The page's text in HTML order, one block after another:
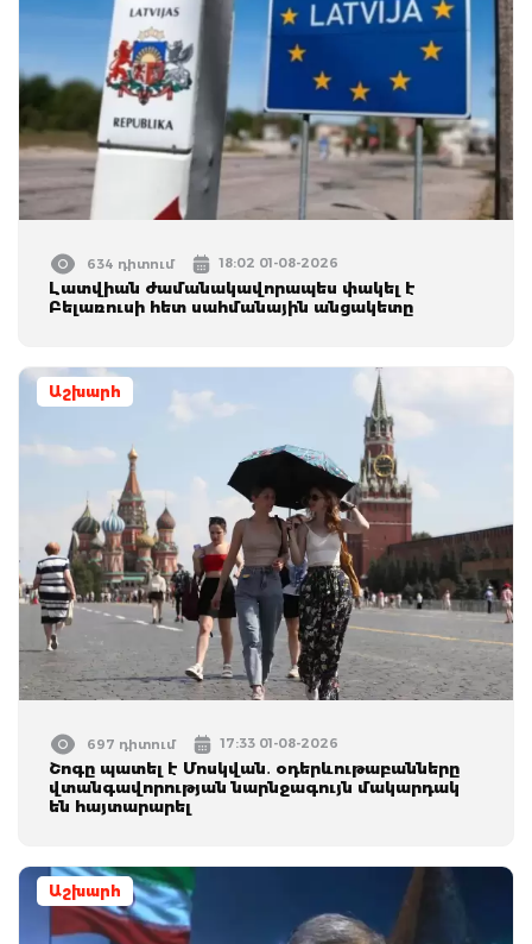
634 դիտում 18:02 01-08-2026
Լատվիան ժամանակավորապես փակել է
Բելառուսի հետ սահմանային անցակետը
Աշխարհ
697 դիտում 17:33 01-08-2026
Շոգը պատել է Մոսկվան․ օդերևութաբանները
վտանգավորության նարնջագույն մակարդակ
են հայտարարել
Աշխարհ